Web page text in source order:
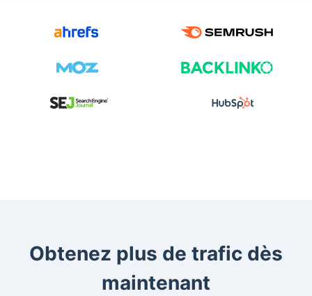
Obtenez plus de trafic dès
maintenant